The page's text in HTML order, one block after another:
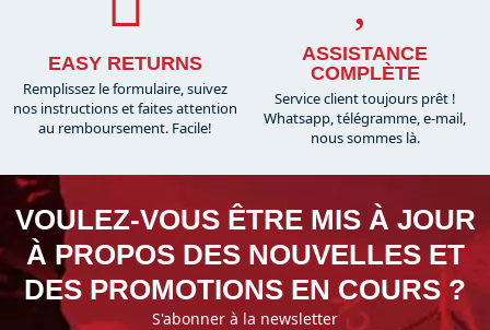
EASY RETURNS
Remplissez le formulaire, suivez
nos instructions et faites attention
au remboursement. Facile!
ASSISTANCE
COMPLÈTE
Service client toujours prêt !
Whatsapp, télégramme, e-mail,
nous sommes là.​
VOULEZ-VOUS ÊTRE MIS À JOUR
À PROPOS DES NOUVELLES ET
DES PROMOTIONS EN COURS ?
S'abonner à la newsletter